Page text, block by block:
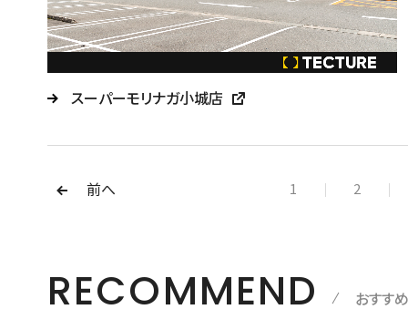
スーパーモリナガ小城店
前へ 1 2
RECOMMEND おすす